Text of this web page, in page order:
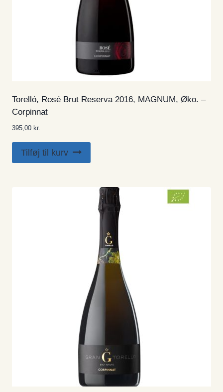
Torelló, Rosé Brut Reserva 2016, MAGNUM, Øko. –
Corpinnat
395,00 kr.
Tilføj til kurv